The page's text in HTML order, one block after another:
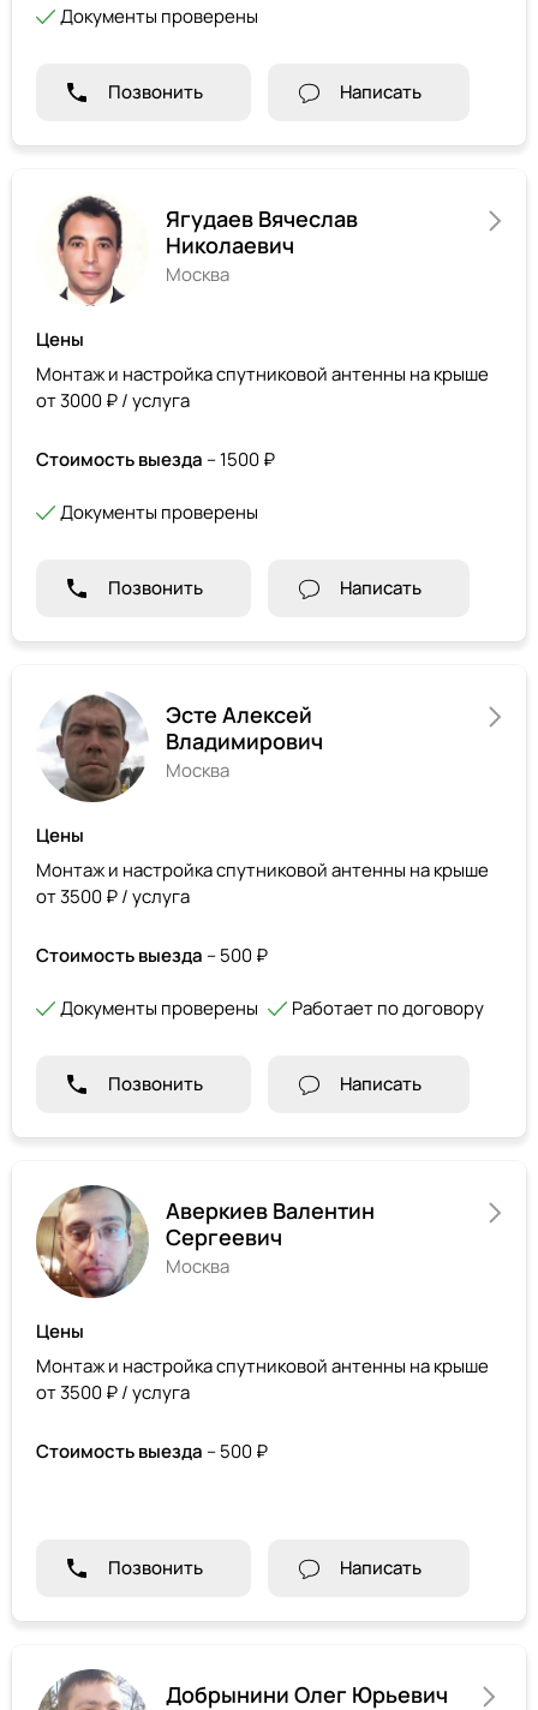
Документы проверены
Позвонить Написать
Ягудаев Вячеслав
Николаевич
Москва
Цены
Монтаж и настройка спутниковой антенны на крыше
от 3000 ₽ / услуга
Стоимость выезда – 1500 ₽
Документы проверены
Позвонить Написать
Эсте Алексей
Владимирович
Москва
Цены
Монтаж и настройка спутниковой антенны на крыше
от 3500 ₽ / услуга
Стоимость выезда – 500 ₽
Документы проверены Работает по договору
Позвонить Написать
Аверкиев Валентин
Сергеевич
Москва
Цены
Монтаж и настройка спутниковой антенны на крыше
от 3500 ₽ / услуга
Стоимость выезда – 500 ₽
Позвонить Написать
Добрынини Олег Юрьевич